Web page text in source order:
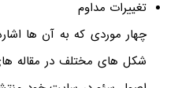
تغییرات مداوم
چهار موردی که به آن ها
شکل های مختلف در مقاله